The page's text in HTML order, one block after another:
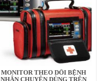
MONITOR THEO DÕI BỆNH
NHÂN CHUYÊN DÙNG TRÊN